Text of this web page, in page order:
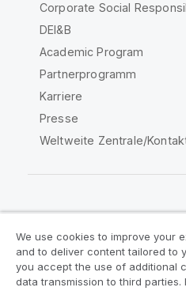
Corporate Social
DEI&B
Academic Program
Partnerprogramm
Karriere
Presse
Weltweite Zentrale/
Rechtliche Vereinbarungen
Produktbedingungen
We use cookies to improve your
and to deliver content tailored to
you accept the use of additional
data transmission to third parties.